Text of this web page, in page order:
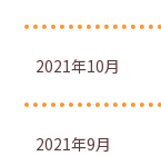
2021年10月
2021年9月